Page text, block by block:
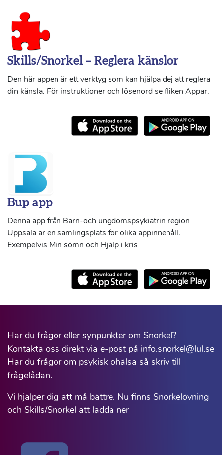
Skills/Snorkel – Reglera känslor
Den här appen är ett verktyg som kan hjälpa dej att reglera
din känsla. För instruktioner och lösenord se fliken Appar.
Bup app
Denna app från Barn-och ungdomspsykiatrin region
Uppsala är en samlingsplats för olika appinnehåll.
Exempelvis Min sömn och Hjälp i kris
Har du frågor eller synpunkter om Snorkel?
Kontakta oss direkt via e-post på info.snorkel@lul.se
Har du frågor om psykisk ohälsa så skriv till
frågelådan.
Vi hjälper dig att må bättre. Nu finns Snorkelövning
och Skills/Snorkel att ladda ner